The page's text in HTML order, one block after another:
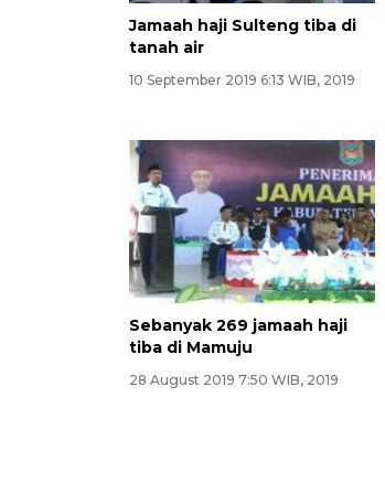
Jamaah haji Sulteng tiba di
tanah air
10 September 2019 6:13 WIB, 2019
Sebanyak 269 jamaah haji
tiba di Mamuju
28 August 2019 7:50 WIB, 2019